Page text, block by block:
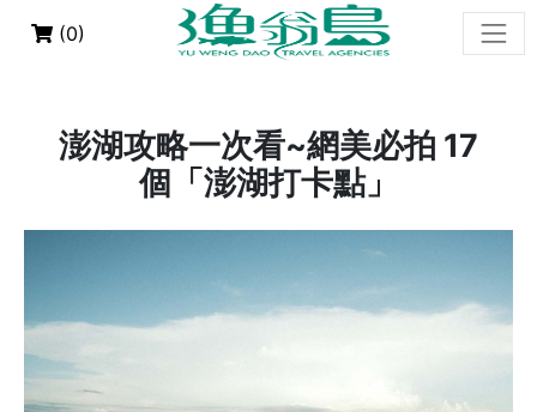
(0)
澎湖攻略一次看~網美必拍 17
個「澎湖打卡點」